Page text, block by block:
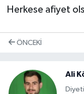
Herkese afiyet
ÖNCEKI
Ali